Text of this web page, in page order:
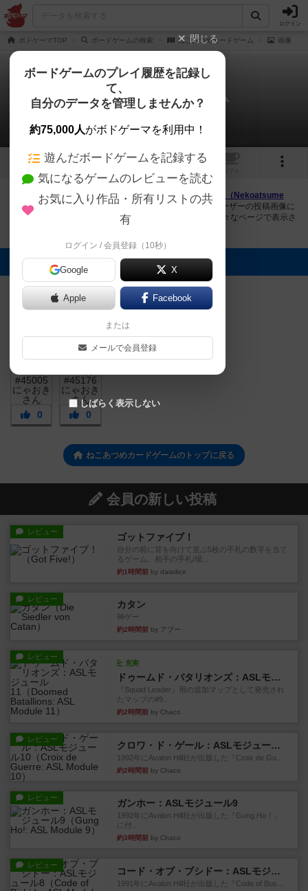
ログイン
ボドゲーマTOP ボードゲームの検索 ねこあつめカードゲーム 画像
ねこあつめカードゲーム
2件の画像
2 1
ボドゲーマにログインすると、 「ねこあつめカードゲーム（Nekoatsume
Card Game）」の画像をアップロード出来たり、他のユーザーの投稿画像に
評価を付けることができます。また、トップ6の画像は様々なページで表示さ
トップに表示される画像
にゃおき
0
にゃおき
0
ねこあつめカードゲームのトップに戻る
会員の新しい投稿
レビュー ゴットファイブ！
自分の前に背を向けて並ぶ5枚の手札の数字を当て
るゲーム。相手の手札/場...
約1時間前 by daisdice
レビュー カタン
神ゲー
約2時間前 by アプー
レビュー
充実
ドゥームド・バタリオンズ：ASLモジュール11
『Squad Leader』用の追加マップとして発売され
たマップの#9...
約2時間前 by Chaco
レビュー
クロワ・ド・ゲール：ASLモジュール10
1992年にAvalon Hill社が出版した『Croix de Gu...
約2時間前 by Chaco
レビュー ガンホー：ASLモジュール9
1992年にAvalon Hill社が出版した『Gung Ho！』
に付...
約3時間前 by Chaco
レビュー
コード・オブ・ブシドー：ASLモジュール8
1991年にAvalon Hill社が出版した『Code of Bus...
閉じる
ボードゲームのプレイ履歴を記録し
て、
自分のデータを管理しませんか？
約75,000人がボドゲーマを利用中！
遊んだボードゲームを記録する
気になるゲームのレビューを読む
お気に入り作品・所有リストの共
有
ログイン / 会員登録（10秒）
Google X
Apple Facebook
または
メールで会員登録
しばらく表示しない